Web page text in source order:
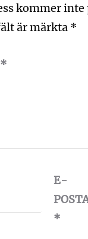
kommer inte
är märkta *
*
E-
*